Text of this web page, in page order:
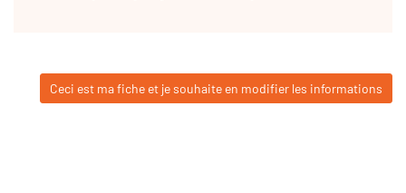
Ceci est ma fiche et je souhaite en modifier les informations